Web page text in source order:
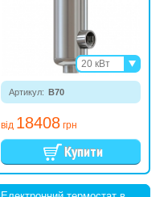
Артикул: B70
від 18408 грн
20 кВт
38 кВт
73 кВт